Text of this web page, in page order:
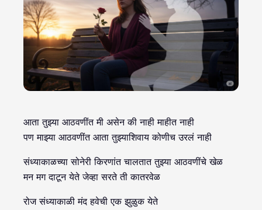
आता तुझ्या आठवणींत मी असेन की नाही माहीत नाही
पण माझ्या आठवणींत आता तुझ्याशिवाय कोणीच उरलं नाही
संध्याकाळच्या सोनेरी किरणांत चालतात तुझ्या आठवणींचे खेळ
मन मग दाटून येते जेव्हा सरते ती कातरवेळ
रोज संध्याकाळी मंद हवेची एक झुळुक येते